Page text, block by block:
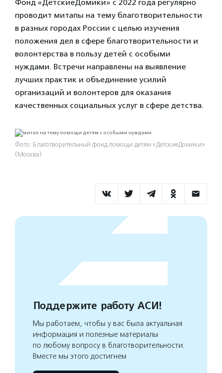
Фонд «ДетскиеДомики» с 2022 года регулярно
проводит митапы на тему благотворительности
в разных городах России с целью изучения
положения дел в сфере благотворительности и
волонтерства в пользу детей с особыми
нуждами. Встречи направлены на выявление
лучших практик и объединение усилий
организаций и волонтеров для оказания
качественных социальных услуг в сфере детства.
Фото: Благотворительный фонд помощи детям «ДетскиеДомики»
(Москва)
Поддержите работу АСИ!
Мы работаем, чтобы у вас была актуальная
информация и полезные материалы
по любому вопросу в благотворительности.
Вместе мы этого достигнем